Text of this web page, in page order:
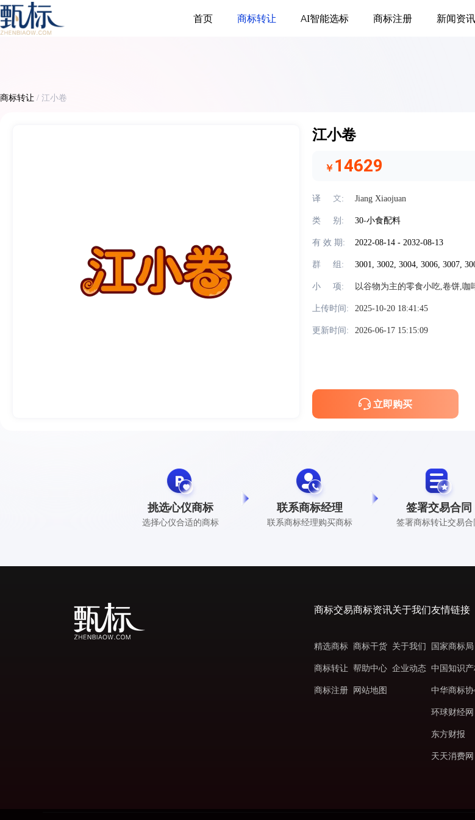
首页 商标转让 AI智能选标 商标注册 新闻资讯
商标转让 / 江小卷
江小卷
￥ 14629
译     文:
Jiang Xiaojuan
类     别:
30-小食配料
有 效 期:
2022-08-14 - 2032-08-13
群     组:
3001, 3002, 3004, 3006, 3007,
小     项:
以谷物为主的零食小吃,卷饼,
上传时间: 2025-10-20 18:41:45
更新时间: 2026-06-17 15:15:09
立即购买
挑选心仪商标
选择心仪合适的商标
联系商标经理
联系商标经理购买商标
签署交易合同
签署商标转让交易合
商标交易
精选商标
商标转让
商标注册
商标资讯
商标干货
帮助中心
网站地图
关于我们
关于我们
企业动态
友情链接
国家商标局
中国知识
中华商标
环球财经网
东方财报
天天消费网